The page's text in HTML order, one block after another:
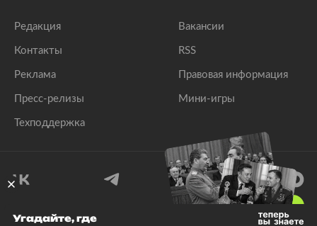
Редакция
Контакты
Реклама
Пресс-релизы
Техподдержка
Вакансии
RSS
Правовая информация
Мини-игры
Угадайте, где